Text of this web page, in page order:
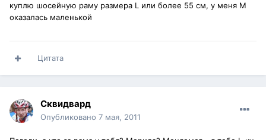
куплю шосейную раму размера L или более 55 см, у меня M
оказалась маленькой
Цитата
Сквидвард
Опубликовано 7 мая, 2011